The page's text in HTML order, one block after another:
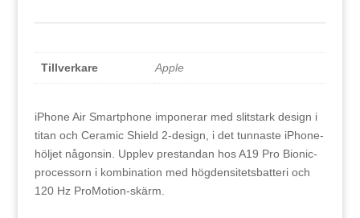
Tillverkare Apple
iPhone Air Smartphone imponerar med slitstark design i
titan och Ceramic Shield 2-design, i det tunnaste iPhone-
höljet någonsin. Upplev prestandan hos A19 Pro Bionic-
processorn i kombination med högdensitetsbatteri och
120 Hz ProMotion-skärm.